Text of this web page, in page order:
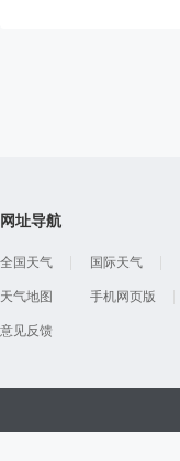
网址导航
全国天气 国际天气
天气地图 手机网页版
意见反馈